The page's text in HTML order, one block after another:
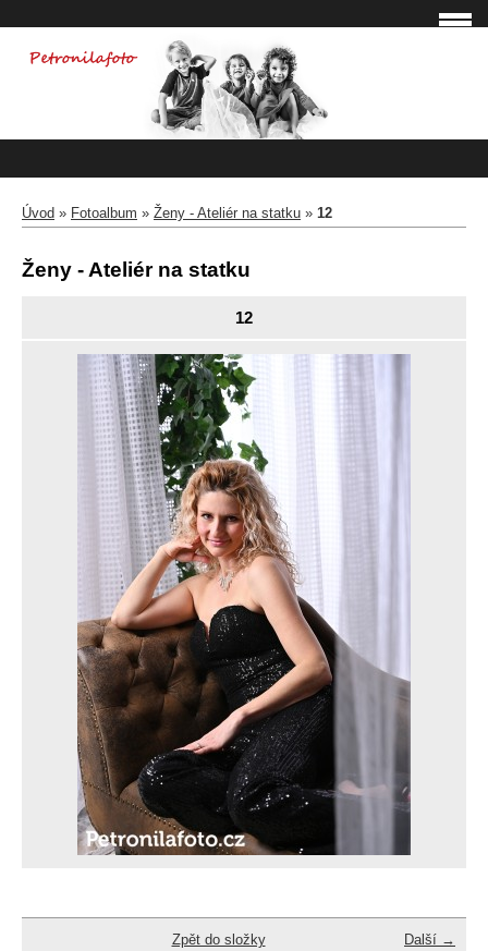
Úvod » Fotoalbum » Ženy - Ateliér na statku » 12
Ženy - Ateliér na statku
12
Další →
Zpět do složky